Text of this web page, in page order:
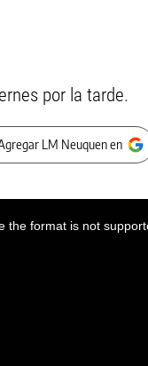
por la tarde.
LM Neuquen en
format is not